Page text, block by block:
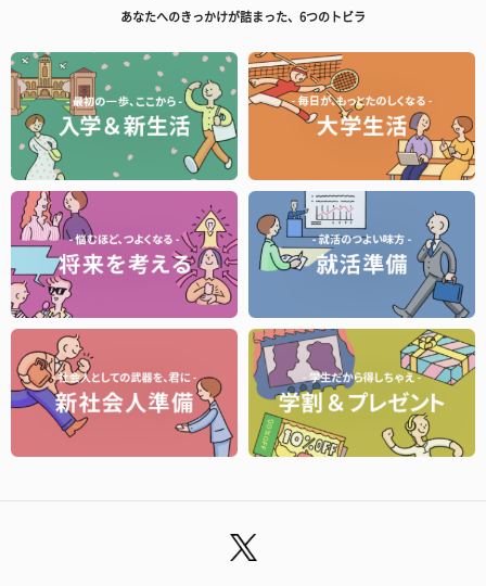
あなたへのきっかけが詰まった、6つのトビラ